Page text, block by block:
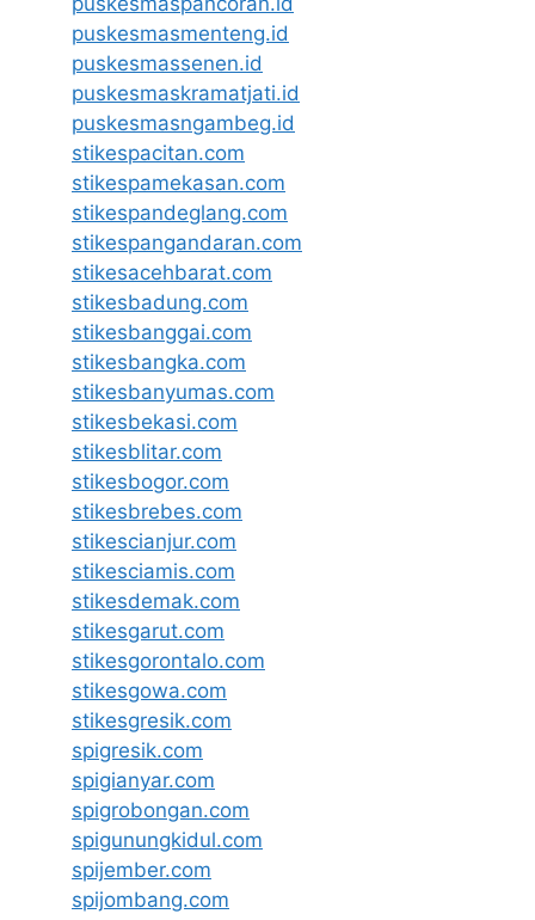
puskesmasmenteng.id
puskesmassenen.id
puskesmaskramatjati.id
puskesmasngambeg.id
stikespacitan.com
stikespamekasan.com
stikespandeglang.com
stikespangandaran.com
stikesacehbarat.com
stikesbadung.com
stikesbanggai.com
stikesbangka.com
stikesbanyumas.com
stikesbekasi.com
stikesblitar.com
stikesbogor.com
stikesbrebes.com
stikescianjur.com
stikesciamis.com
stikesdemak.com
stikesgarut.com
stikesgorontalo.com
stikesgowa.com
stikesgresik.com
spigresik.com
spigianyar.com
spigrobongan.com
spigunungkidul.com
spijember.com
spijombang.com